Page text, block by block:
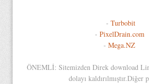
- Turbobit
- PixelDrain.com
- Mega.NZ
ÖNEMLİ: Sitemizden Direk download
dolayı kaldırılmıştır.Diğer